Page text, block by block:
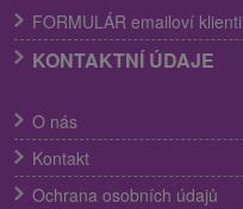
FORMULÁR emailoví klienti
KONTAKTNÍ ÚDAJE
O nás
Kontakt
Ochrana osobních údajů